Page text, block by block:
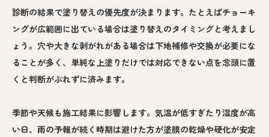
診断の結果で塗り替えの優先度が決まります。たとえばチョーキ
ングが広範囲に出ている場合は塗り替えのタイミングと考えまし
ょう。穴や大きな剥がれがある場合は下地補修や交換が必要にな
ることが多く、単純な上塗りだけでは対応できない点を念頭に置
くと判断がぶれずに済みます。
季節や天候も施工結果に影響します。気温が低すぎたり湿度が高
い日、雨の予報が続く時期は避けた方が塗膜の乾燥や硬化が安定